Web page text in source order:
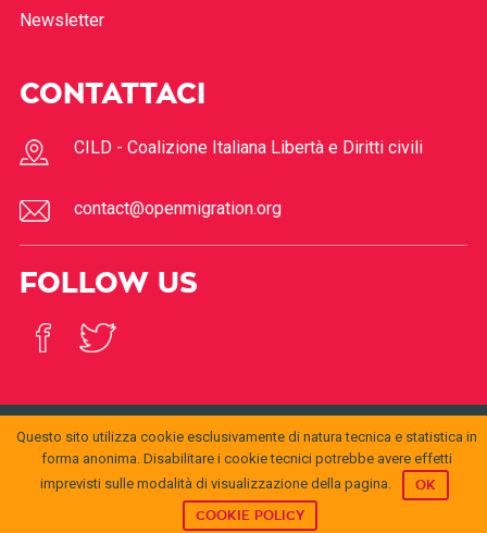
Newsletter
CONTATTACI
CILD - Coalizione Italiana Libertà e Diritti civili
contact@openmigration.org
FOLLOW US
openmigration.orgbyCILDis licensed under aCreative
Permissions beyond the scope of this license may be
© 2017Open
Migration
Questo sito utilizza cookie esclusivamente di natura tecnica e statistica in
forma anonima. Disabilitare i cookie tecnici potrebbe avere effetti
imprevisti sulle modalità di visualizzazione della pagina.
OK
COOKIE POLICY